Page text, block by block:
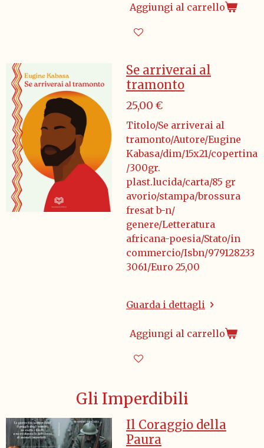
Aggiungi al carrello
Se arriverai al
tramonto
25,00 €
Titolo/Se arriverai al
tramonto/Autore/Eugine
Kabasa/dim/15x21/copertina
/300gr.
plast.lucida/carta/85 gr
avorio/stampa/brossura
fresat b-n/
genere/Letteratura
africana-poesia/Stato/in
commercio/Isbn/979128233
3061/Euro 25,00
Guarda i dettagli
Aggiungi al carrello
Gli Imperdibili
Il Coraggio della
Paura